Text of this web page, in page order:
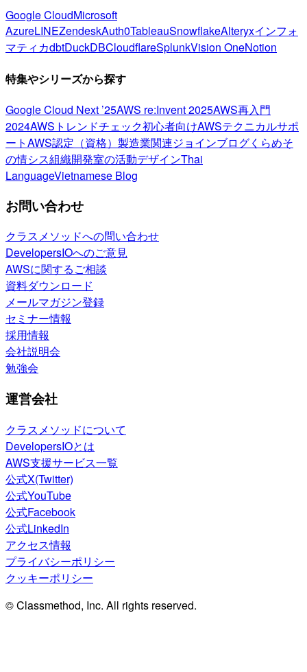
Google CloudMicrosoft
AzureLINEZendeskAuth0TableauSnowflakeAlteryxインフォ
マティカdbtDuckDBCloudflareSplunkVision OneNotion
特集やシリーズから探す
Google Cloud Next ’25AWS re:Invent 2025AWS再入門
2024AWSトレンドチェック初心者向けAWSテクニカルサポ
ートAWS認定（資格） 製造業関連ジョインブログくらめそ
の情シス組織開発室の活動デザインThai
LanguageVietnamese Blog
お問い合わせ
クラスメソッドへの問い合わせ
DevelopersIOへのご意見
AWSに関するご相談
資料ダウンロード
メールマガジン登録
セミナー情報
採用情報
会社説明会
勉強会
運営会社
クラスメソッドについて
DevelopersIOとは
AWS支援サービス一覧
公式X(Twitter)
公式YouTube
公式Facebook
公式LinkedIn
アクセス情報
プライバシーポリシー
クッキーポリシー
© Classmethod, Inc. All rights reserved.